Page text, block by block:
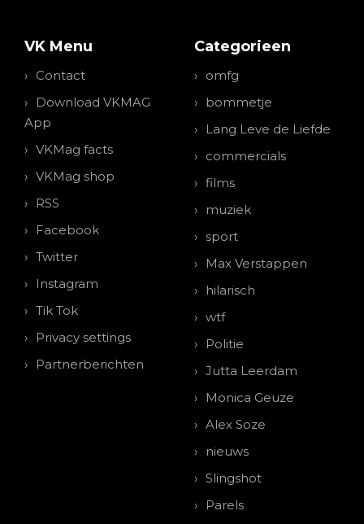
VK Menu
Contact
Download VKMAG
App
VKMag facts
VKMag shop
RSS
Facebook
Twitter
Instagram
Tik Tok
Privacy settings
Partnerberichten
Categorieen
omfg
bommetje
Lang Leve de Liefde
commercials
films
muziek
sport
Max Verstappen
hilarisch
wtf
Politie
Jutta Leerdam
Monica Geuze
Alex Soze
nieuws
Slingshot
Parels